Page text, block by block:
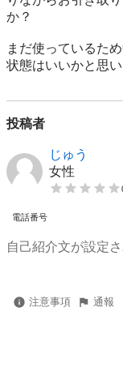
か？
まだ使っているた
状態はいいかと思い
投稿者
じゅう
女性
電話番号
自己紹介文が設定
注意事項 通報